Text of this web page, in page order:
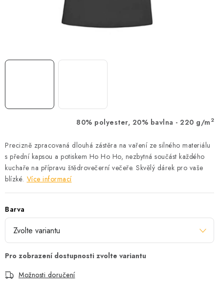
Časté otázky
Obchodní podmínky
80% polyester, 20% bavlna - 220 g/m 2
Precizně zpracovaná dlouhá zástěra na vaření ze silného materiálu
s přední kapsou a potiskem Ho Ho Ho, nezbytná součást každého
kuchaře na přípravu štědrovečerní večeře. Skvělý dárek pro vaše
blízké. Více informací
Barva
Možnosti doručení